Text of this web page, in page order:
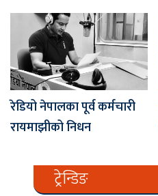
रेडियो नेपालका पूर्व कर्मचारी
रायमाझीको निधन
ट्रेन्डिङ